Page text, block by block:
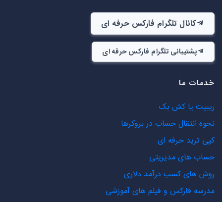
کانال تلگرام فارکس حرفه ای
پشتیبانی تلگرام فارکس حرفه ای
خدمات ما
ریبیت یا کش بک
نحوه انتقال حساب در بروکرها
کپی ترید حرفه ای
حساب های مدیریتی
روش های کسب درآمد دلاری
مدرسه فارکس و فیلم های آموزشی